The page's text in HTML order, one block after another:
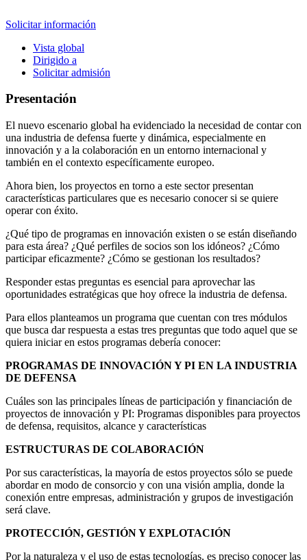
Solicitar información
Vista global
Dirigido a
Solicitar admisión
Presentación
El nuevo escenario global ha evidenciado la necesidad de contar con
una industria de defensa fuerte y dinámica, especialmente en
innovación y a la colaboración en un entorno internacional y
también en el contexto específicamente europeo.
Ahora bien, los proyectos en torno a este sector presentan
características particulares que es necesario conocer si se quiere
operar con éxito.
¿Qué tipo de programas en innovación existen o se están diseñando
para esta área? ¿Qué perfiles de socios son los idóneos? ¿Cómo
participar eficazmente? ¿Cómo se gestionan los resultados?
Responder estas preguntas es esencial para aprovechar las
oportunidades estratégicas que hoy ofrece la industria de defensa.
Para ellos planteamos un programa que cuentan con tres módulos
que busca dar respuesta a estas tres preguntas que todo aquel que se
quiera iniciar en estos programas debería conocer:
PROGRAMAS DE INNOVACIÓN Y PI EN LA INDUSTRIA
DE DEFENSA
Cuáles son las principales líneas de participación y financiación de
proyectos de innovación y PI: Programas disponibles para proyectos
de defensa, requisitos, alcance y características
ESTRUCTURAS DE COLABORACIÓN
Por sus características, la mayoría de estos proyectos sólo se puede
abordar en modo de consorcio y con una visión amplia, donde la
conexión entre empresas, administración y grupos de investigación
será clave.
PROTECCIÓN, GESTIÓN Y EXPLOTACIÓN
Por la naturaleza y el uso de estas tecnologías, es preciso conocer las